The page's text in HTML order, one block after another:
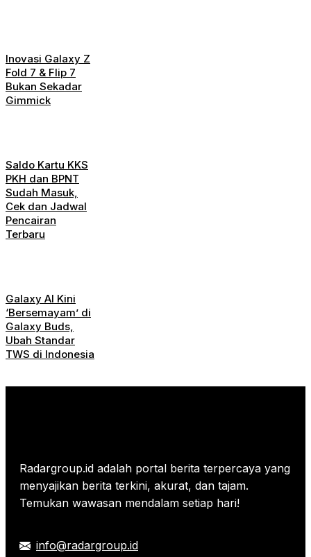
Inovasi Galaxy Z
Fold 7 & Flip 7
Bukan Sekadar
Gimmick
Saldo Kartu KKS
PKH dan BPNT
Sudah Masuk,
Cek dan Jadwal
Pencairan
Terbaru
Galaxy AI Kini
‘Bersemayam’ di
Galaxy Buds,
Ubah Standar
TWS di Indonesia
Radargroup.id adalah portal berita terpercaya yang
menyajikan berita terkini, akurat, dan tajam.
Temukan wawasan mendalam setiap hari!
info@radargroup.id